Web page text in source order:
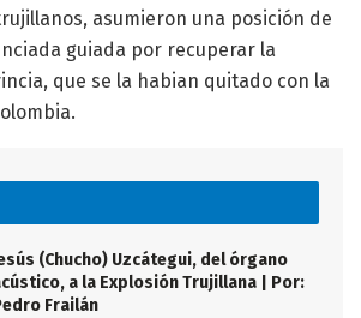
asumieron una posición de
guiada por recuperar la
que se la habian quitado con la
(Chucho) Uzcátegui, del órgano
a la Explosión Trujillana | Por:
Frailán